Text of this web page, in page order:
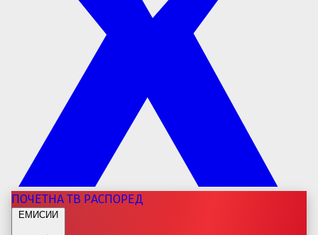
ПОЧЕТНАТВ РАСПОРЕД
ЕМИСИИ